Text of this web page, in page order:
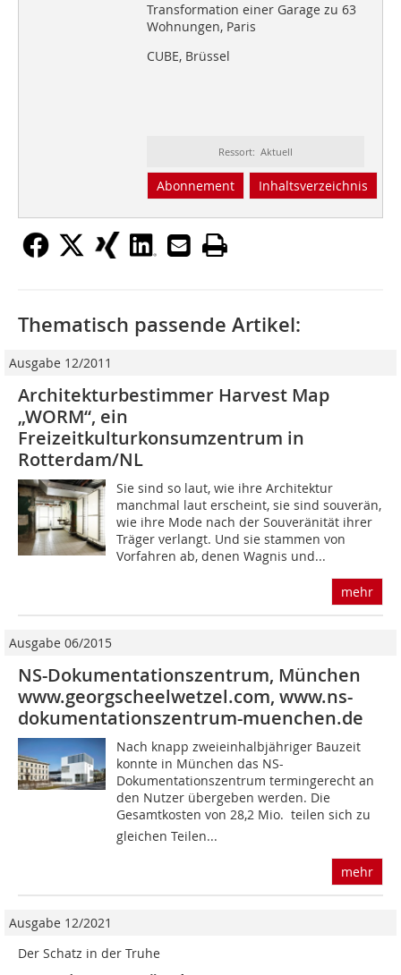
Transformation einer Garage zu 63
Wohnungen, Paris
CUBE, Brüssel
Ressort: Aktuell
Abonnement Inhaltsverzeichnis
Thematisch passende Artikel:
Ausgabe 12/2011
Architekturbestimmer Harvest Map
„WORM“, ein
Freizeitkulturkonsumzentrum in
Rotterdam/NL
Sie sind so laut, wie ihre Architektur
manchmal laut erscheint, sie sind souverän,
wie ihre Mode nach der Souveränität ihrer
Träger verlangt. Und sie stammen von
Vorfahren ab, denen Wagnis und...
mehr
Ausgabe 06/2015
NS-Dokumentationszentrum, München
www.georgscheelwetzel.com, www.ns-
dokumentationszentrum-muenchen.de
Nach knapp zweieinhalbjähriger Bauzeit
konnte in München das NS-
Dokumentationszentrum termingerecht an
den Nutzer übergeben werden. Die
Gesamtkosten von 28,2 Mio.  teilen sich zu
gleichen Teilen...
mehr
Ausgabe 12/2021
Der Schatz in der Truhe